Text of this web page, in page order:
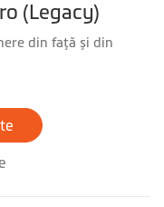
(Legacy)
din faţă și din